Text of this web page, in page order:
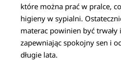
które można prać w pralce,
higieny w sypialni.
materac powinien być
zapewniając spokojny sen i
długie lata.